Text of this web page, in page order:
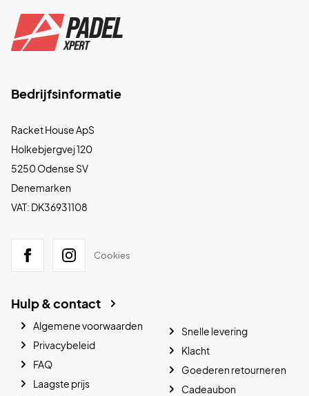
Bedrijfsinformatie
Racket House ApS
Holkebjergvej 120
5250 Odense SV
Denemarken
VAT: DK36931108
Cookies
Hulp & contact
Algemene voorwaarden
Privacybeleid
FAQ
Laagste prijs
Snelle levering
Klacht
Goederen retourneren
Cadeaubon